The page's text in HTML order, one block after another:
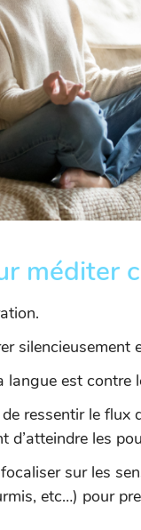
méditer
silencieusement
langue est contre
ressentir le flux
d’atteindre les
sur les
etc…) pour